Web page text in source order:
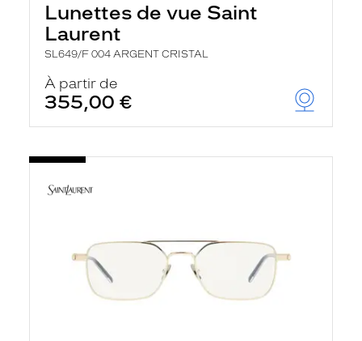
Lunettes de vue Saint
Laurent
SL649/F 004 ARGENT CRISTAL
À partir de
355,00 €